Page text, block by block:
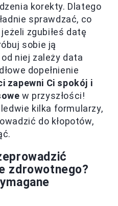
korekty. Dlatego
sprawdzać, co
zgubiłeś datę
sobie ją
niej zależy data
dopełnienie
zapewni Ci spokój i
w przyszłości!
kilka formularzy,
do kłopotów,
zdrowotnego?